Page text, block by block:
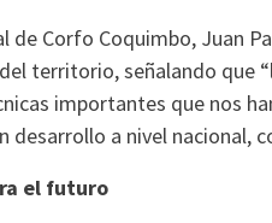
Corfo Coquimbo, Juan
territorio, señalando que
importantes que nos
a nivel nacional,
el futuro